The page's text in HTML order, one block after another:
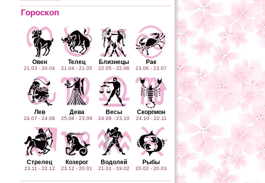
Может быть, он болен?
Гороскоп
Овен
21.03 - 20.04
Телец
21.04 - 21.05
Близнецы
22.05 - 22.06
Рак
23.06 - 23.07
Лев
24.07 - 24.08
Дева
25.08 - 23.09
Весы
24.09 - 23.10
Скорпион
24.10 - 22.11
Стрелец
23.11 - 22.12
Козерог
23.12 - 20.01
Водолей
21.01 - 19.02
Рыбы
20.02 - 20.03